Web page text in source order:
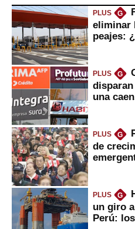
PLUS G
eliminar
peajes:
PLUS G
disparan
una
PLUS G
de
PLUS G
un giro
Perú: